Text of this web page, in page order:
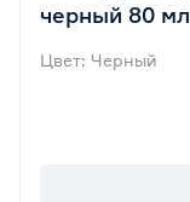
черный 80 мл
Цвет: Черный